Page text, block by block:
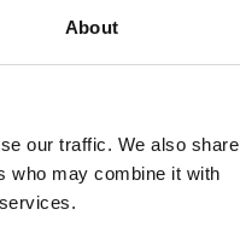
About
our traffic. We also share
who may combine it with